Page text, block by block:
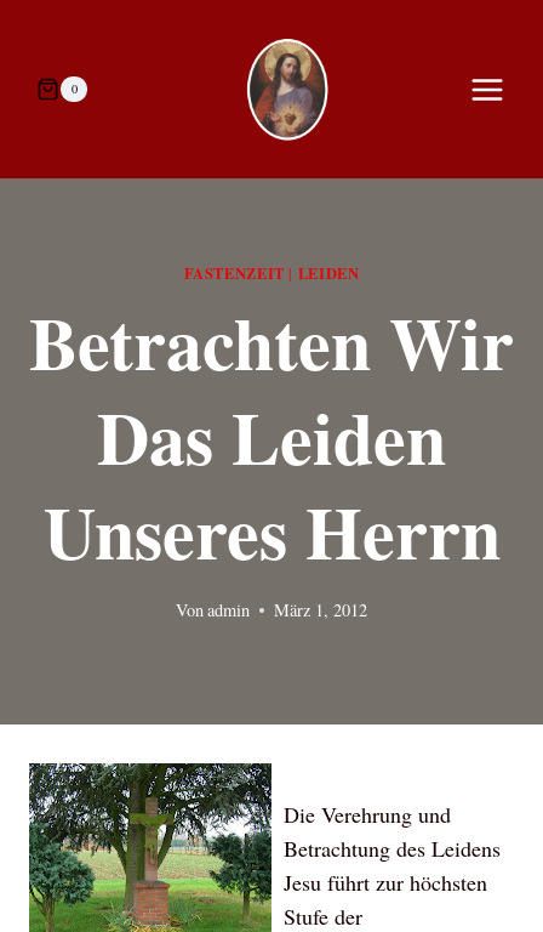
springen0
FASTENZEIT | LEIDEN
Betrachten Wir
Das Leiden
Unseres Herrn
Vonadmin März 1, 2012
Die Verehrung und
Betrachtung des Leidens
Jesu führt zur höchsten
Stufe der